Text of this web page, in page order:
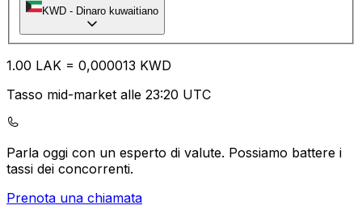
KWD - Dinaro kuwaitiano
1.00 LAK = 0,000013 KWD
Tasso mid-market alle 23:20 UTC
Parla oggi con un esperto di valute. Possiamo battere i
tassi dei concorrenti.
Prenota una chiamata